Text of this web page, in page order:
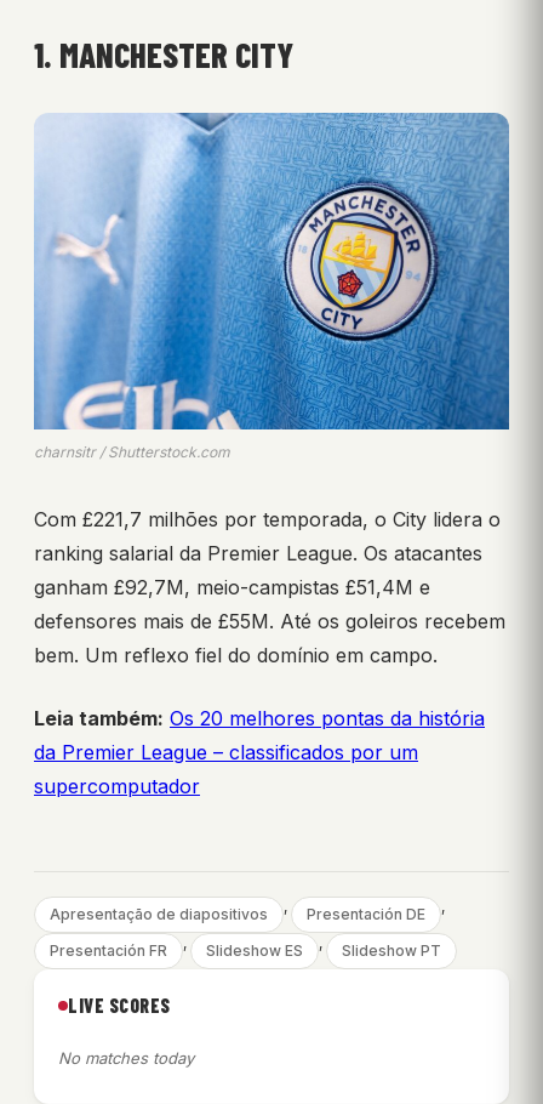
1. MANCHESTER CITY
charnsitr / Shutterstock.com
Com £221,7 milhões por temporada, o City lidera o
ranking salarial da Premier League. Os atacantes
ganham £92,7M, meio-campistas £51,4M e
defensores mais de £55M. Até os goleiros recebem
bem. Um reflexo fiel do domínio em campo.
Leia também: Os 20 melhores pontas da história
da Premier League – classificados por um
supercomputador
Apresentação de diapositivos , Presentación DE ,
Presentación FR , Slideshow ES , Slideshow PT
LIVE SCORES
No matches today